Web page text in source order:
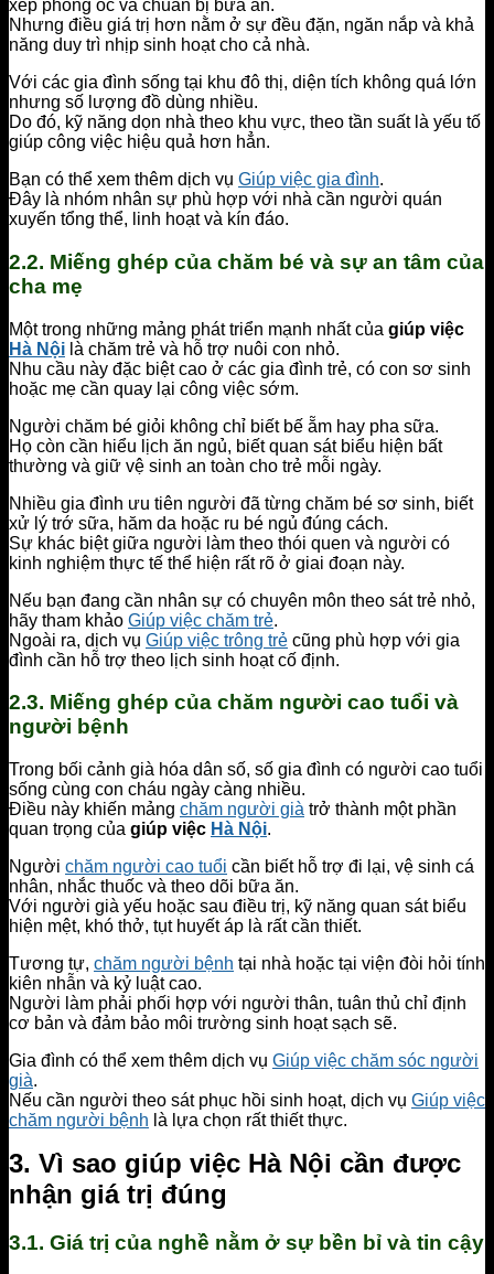
xếp phòng ốc và chuẩn bị bữa ăn.
Nhưng điều giá trị hơn nằm ở sự đều đặn, ngăn nắp và khả
năng duy trì nhịp sinh hoạt cho cả nhà.
Với các gia đình sống tại khu đô thị, diện tích không quá lớn
nhưng số lượng đồ dùng nhiều.
Do đó, kỹ năng dọn nhà theo khu vực, theo tần suất là yếu tố
giúp công việc hiệu quả hơn hẳn.
Bạn có thể xem thêm dịch vụ Giúp việc gia đình.
Đây là nhóm nhân sự phù hợp với nhà cần người quán
xuyến tổng thể, linh hoạt và kín đáo.
2.2. Miếng ghép của chăm bé và sự an tâm của
cha mẹ
Một trong những mảng phát triển mạnh nhất của giúp việc
Hà Nội là chăm trẻ và hỗ trợ nuôi con nhỏ.
Nhu cầu này đặc biệt cao ở các gia đình trẻ, có con sơ sinh
hoặc mẹ cần quay lại công việc sớm.
Người chăm bé giỏi không chỉ biết bế ẵm hay pha sữa.
Họ còn cần hiểu lịch ăn ngủ, biết quan sát biểu hiện bất
thường và giữ vệ sinh an toàn cho trẻ mỗi ngày.
Nhiều gia đình ưu tiên người đã từng chăm bé sơ sinh, biết
xử lý trớ sữa, hăm da hoặc ru bé ngủ đúng cách.
Sự khác biệt giữa người làm theo thói quen và người có
kinh nghiệm thực tế thể hiện rất rõ ở giai đoạn này.
Nếu bạn đang cần nhân sự có chuyên môn theo sát trẻ nhỏ,
hãy tham khảo Giúp việc chăm trẻ.
Ngoài ra, dịch vụ Giúp việc trông trẻ cũng phù hợp với gia
đình cần hỗ trợ theo lịch sinh hoạt cố định.
2.3. Miếng ghép của chăm người cao tuổi và
người bệnh
Trong bối cảnh già hóa dân số, số gia đình có người cao tuổi
sống cùng con cháu ngày càng nhiều.
Điều này khiến mảng chăm người già trở thành một phần
quan trọng của giúp việc Hà Nội.
Người chăm người cao tuổi cần biết hỗ trợ đi lại, vệ sinh cá
nhân, nhắc thuốc và theo dõi bữa ăn.
Với người già yếu hoặc sau điều trị, kỹ năng quan sát biểu
hiện mệt, khó thở, tụt huyết áp là rất cần thiết.
Tương tự, chăm người bệnh tại nhà hoặc tại viện đòi hỏi tính
kiên nhẫn và kỷ luật cao.
Người làm phải phối hợp với người thân, tuân thủ chỉ định
cơ bản và đảm bảo môi trường sinh hoạt sạch sẽ.
Gia đình có thể xem thêm dịch vụ Giúp việc chăm sóc người
già.
Nếu cần người theo sát phục hồi sinh hoạt, dịch vụ Giúp việc
chăm người bệnh là lựa chọn rất thiết thực.
3. Vì sao giúp việc Hà Nội cần được
nhận giá trị đúng
3.1. Giá trị của nghề nằm ở sự bền bỉ và tin cậy